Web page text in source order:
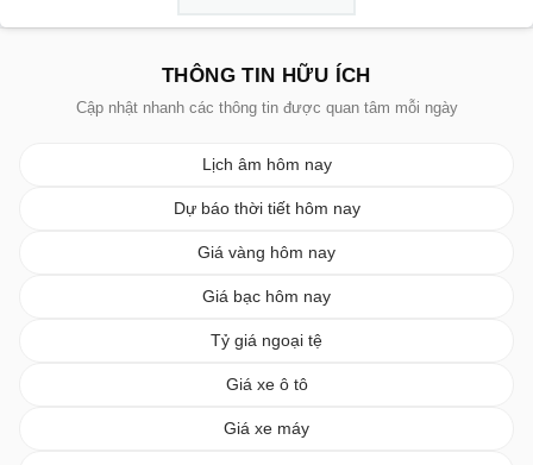
THÔNG TIN HỮU ÍCH
Cập nhật nhanh các thông tin được quan tâm mỗi ngày
Lịch âm hôm nay
Dự báo thời tiết hôm nay
Giá vàng hôm nay
Giá bạc hôm nay
Tỷ giá ngoại tệ
Giá xe ô tô
Giá xe máy